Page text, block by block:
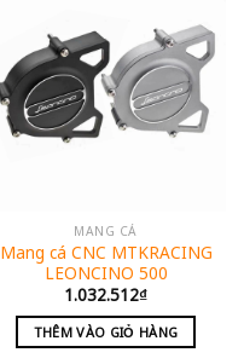
MANG CÁ
Mang cá CNC MTKRACING
LEONCINO 500
1.032.512₫
THÊM VÀO GIỎ HÀNG